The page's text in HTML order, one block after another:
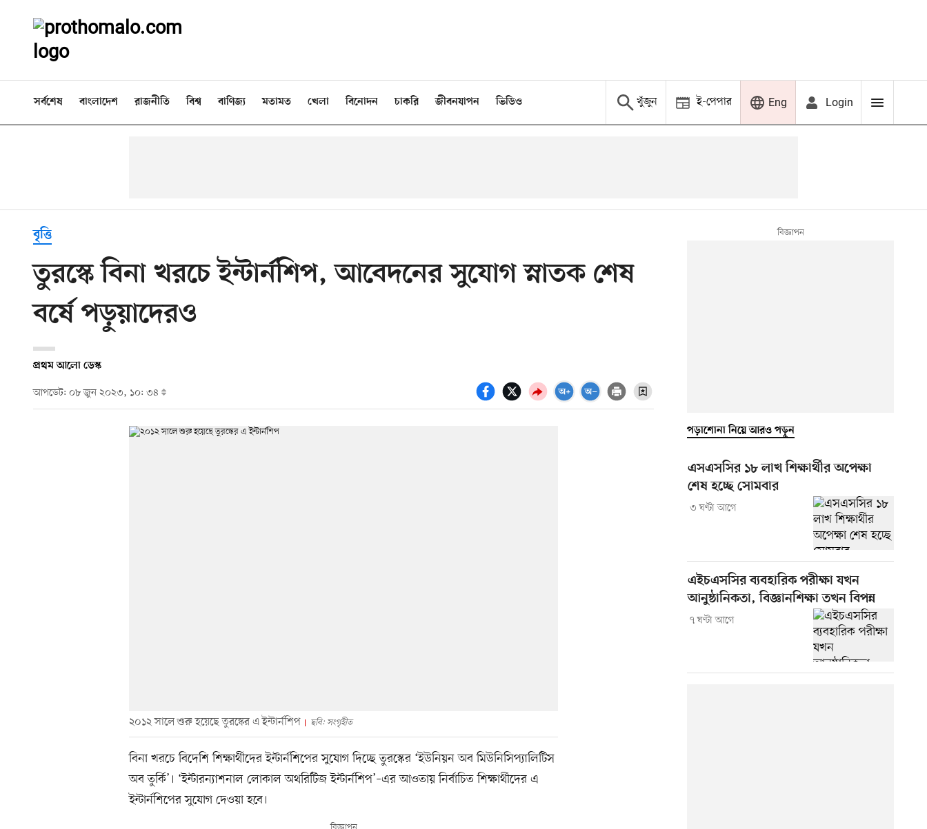
সর্বশেষ বাংলাদেশ রাজনীতি বিশ্ব বাণিজ্য মতামত খেলা বিনোদন চাকরি জীবনযাপন ভিডিও খুঁজুন ই-পেপার Eng Login
বৃত্তি
তুরস্কে বিনা খরচে ইন্টার্নশিপ, আবেদনের সুযোগ স্নাতক শেষ
বর্ষে পড়ুয়াদেরও
প্রথম আলো ডেস্ক
আপডেট: ০৮ জুন ২০২৩, ১০: ৩৪
২০১২ সালে শুরু হয়েছে তুরস্কের এ ইন্টার্নশিপ ছবি: সংগৃহীত
বিনা খরচে বিদেশি শিক্ষার্থীদের ইন্টার্নশিপের সুযোগ দিচ্ছে তুরস্কের ‘ইউনিয়ন অব মিউনিসিপ্যালিটিস
অব তুর্কি’। ‘ইন্টারন্যাশনাল লোকাল অথরিটিজ ইন্টার্নশিপ’–এর আওতায় নির্বাচিত শিক্ষার্থীদের এ
ইন্টার্নশিপের সুযোগ দেওয়া হবে।
পড়াশোনা নিয়ে আরও পড়ুন
এসএসসির ১৮ লাখ শিক্ষার্থীর অপেক্ষা
শেষ হচ্ছে সোমবার
৩ ঘণ্টা আগে
এইচএসসির ব্যবহারিক পরীক্ষা যখন
আনুষ্ঠানিকতা, বিজ্ঞানশিক্ষা তখন বিপন্ন
৭ ঘণ্টা আগে